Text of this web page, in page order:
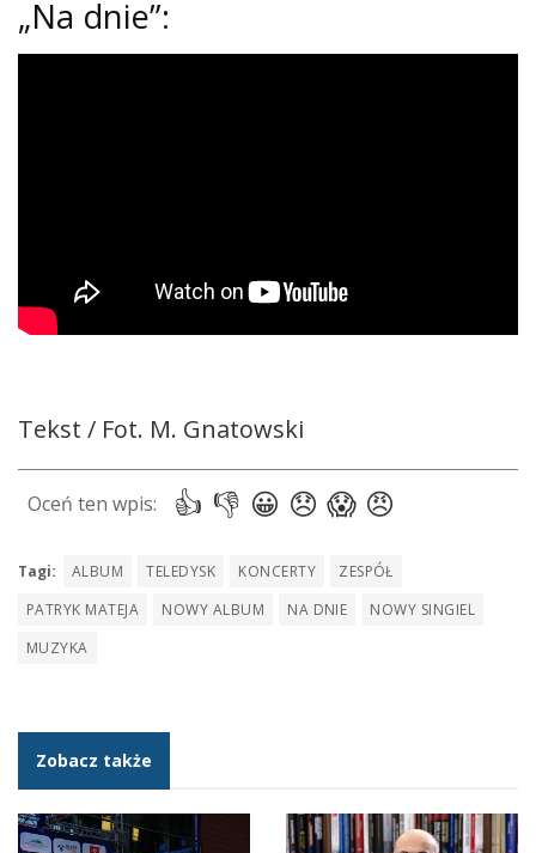
„Na dnie”:
Tekst / Fot. M. Gnatowski
Tagi: ALBUM TELEDYSK KONCERTY
ZESPÓŁ
PATRYK MATEJA
NOWY ALBUM NA DNIE
NOWY SINGIEL
MUZYKA
Zobacz także